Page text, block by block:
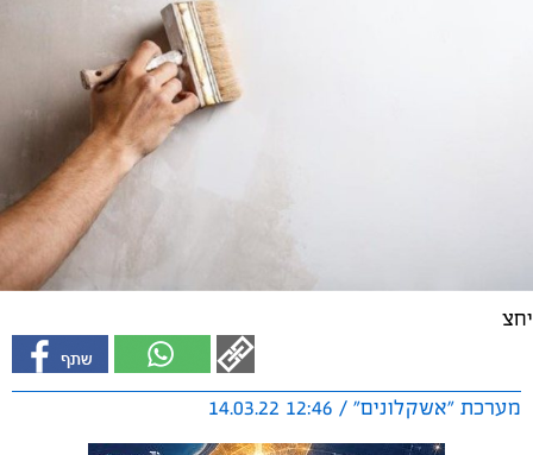
יחצ
מערכת "אשקלונים" / 12:46 14.03.22